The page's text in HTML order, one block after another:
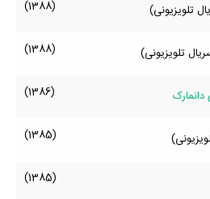
تلویزیونی) (1388)
تلویزیونی) (1388)
(1386)
(1385)
(1385)